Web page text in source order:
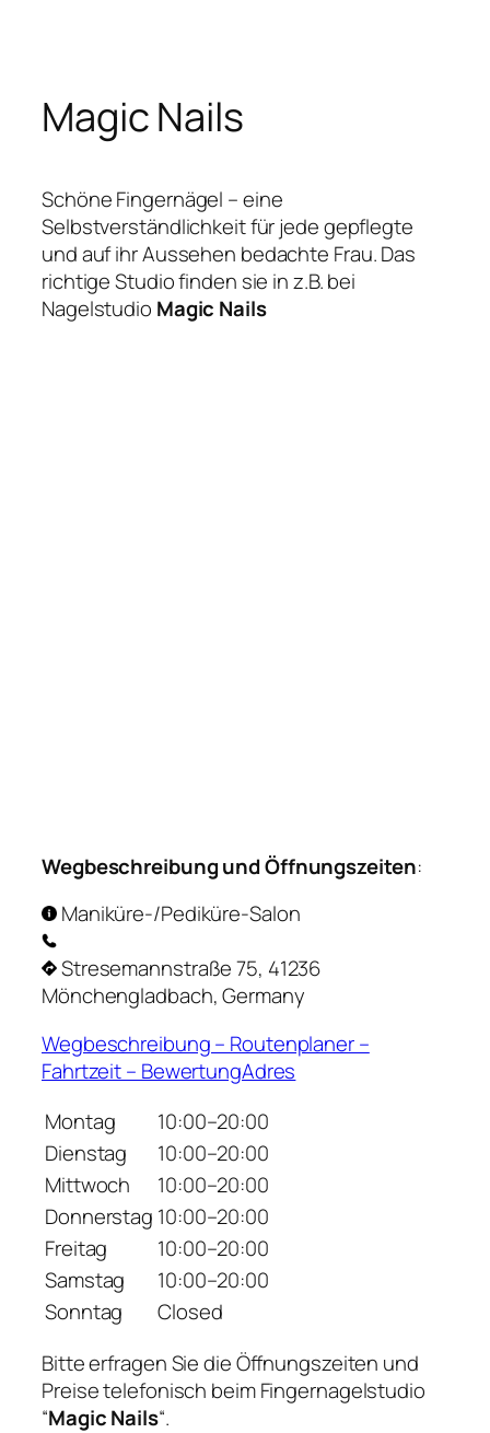
springen
Magic Nails
Schöne Fingernägel – eine
Selbstverständlichkeit für jede gepflegte
und auf ihr Aussehen bedachte Frau. Das
richtige Studio finden sie in z.B. bei
Nagelstudio Magic Nails
Wegbeschreibung und Öffnungszeiten:
Maniküre-/Pediküre-Salon
Stresemannstraße 75, 41236
Mönchengladbach, Germany
Wegbeschreibung – Routenplaner –
Fahrtzeit – BewertungAdres
Montag
10:00–20:00
Dienstag
10:00–20:00
Mittwoch
10:00–20:00
Donnerstag 10:00–20:00
Freitag
10:00–20:00
Samstag
10:00–20:00
Sonntag
Closed
Bitte erfragen Sie die Öffnungszeiten und
Preise telefonisch beim Fingernagelstudio
“Magic Nails“.